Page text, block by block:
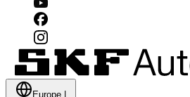
Europe